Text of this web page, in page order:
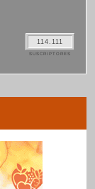
114.111
SUSCRIPTORES